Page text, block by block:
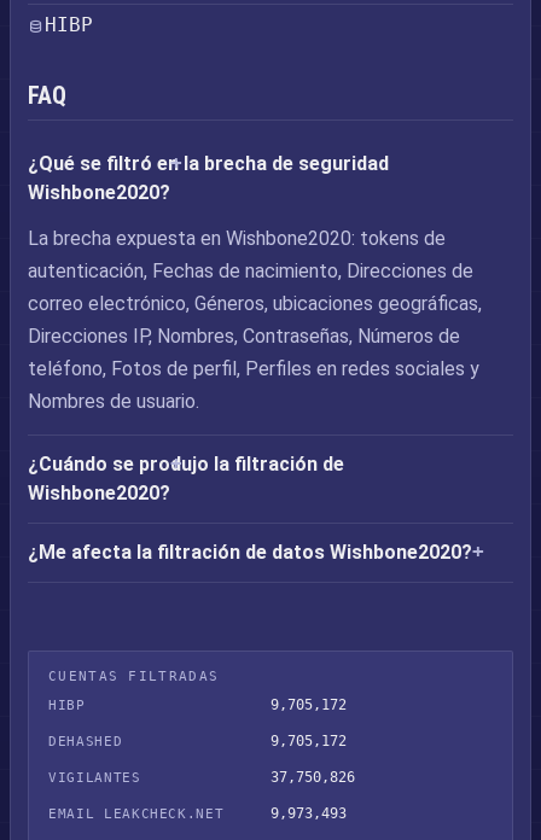
HIBP
FAQ
¿Qué se filtró en la brecha de seguridad
Wishbone2020?
La brecha expuesta en Wishbone2020: tokens de
autenticación, Fechas de nacimiento, Direcciones de
correo electrónico, Géneros, ubicaciones geográficas,
Direcciones IP, Nombres, Contraseñas, Números de
teléfono, Fotos de perfil, Perfiles en redes sociales y
Nombres de usuario.
¿Cuándo se produjo la filtración de
Wishbone2020?
¿Me afecta la filtración de datos Wishbone2020?
CUENTAS FILTRADAS
HIBP
9,705,172
DEHASHED 9,705,172
VIGILANTES 37,750,826
EMAIL LEAKCHECK.NET 9,973,493